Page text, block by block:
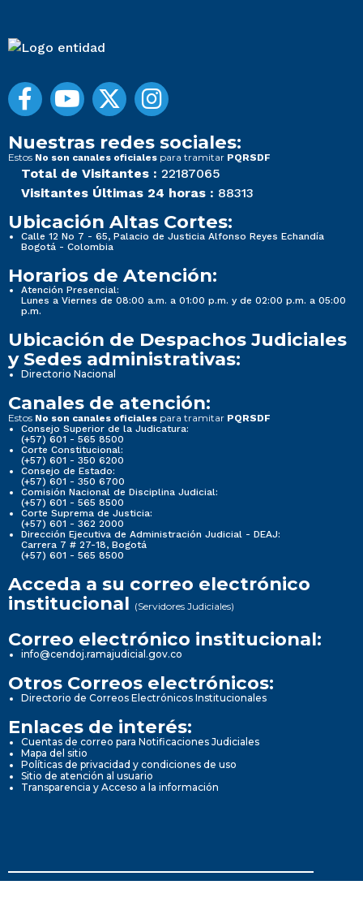
Nuestras redes sociales:
Estos No son canales oficiales para tramitar PQRSDF
Total de Visitantes : 22187065
Visitantes Últimas 24 horas : 88313
Ubicación Altas Cortes:
Calle 12 No 7 - 65, Palacio de Justicia Alfonso Reyes Echandía
Bogotá - Colombia
Horarios de Atención:
Atención Presencial:
Lunes a Viernes de 08:00 a.m. a 01:00 p.m. y de 02:00 p.m. a 05:00
p.m.
Ubicación de Despachos Judiciales
y Sedes administrativas:
Directorio Nacional
Canales de atención:
Estos No son canales oficiales para tramitar PQRSDF
Consejo Superior de la Judicatura:
(+57) 601 - 565 8500
Corte Constitucional:
(+57) 601 - 350 6200
Consejo de Estado:
(+57) 601 - 350 6700
Comisión Nacional de Disciplina Judicial:
(+57) 601 - 565 8500
Corte Suprema de Justicia:
(+57) 601 - 362 2000
Dirección Ejecutiva de Administración Judicial - DEAJ:
Carrera 7 # 27-18, Bogotá
(+57) 601 - 565 8500
Acceda a su correo electrónico
institucional (Servidores Judiciales)
Correo electrónico institucional:
info@cendoj.ramajudicial.gov.co
Otros Correos electrónicos:
Directorio de Correos Electrónicos Institucionales
Enlaces de interés:
Cuentas de correo para Notificaciones Judiciales
Mapa del sitio
Políticas de privacidad y condiciones de uso
Sitio de atención al usuario
Transparencia y Acceso a la información